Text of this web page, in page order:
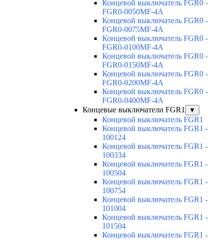
Концевой выключатель FGR0 -
FGR0-0050MF-4A
Концевой выключатель FGR0 -
FGR0-0075MF-4A
Концевой выключатель FGR0 -
FGR0-0100MF-4A
Концевой выключатель FGR0 -
FGR0-0150MF-4A
Концевой выключатель FGR0 -
FGR0-0200MF-4A
Концевой выключатель FGR0 -
FGR0-0400MF-4A
Концевые выключатели FGR1
▼
Концевой выключатель FGR1
Концевой выключатель FGR1 -
100124
Концевой выключатель FGR1 -
100334
Концевой выключатель FGR1 -
100504
Концевой выключатель FGR1 -
100754
Концевой выключатель FGR1 -
101004
Концевой выключатель FGR1 -
101504
Концевой выключатель FGR1 -